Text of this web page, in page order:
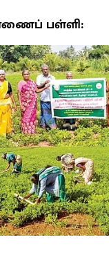
பள்ளி: